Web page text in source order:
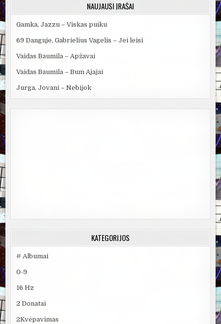
NAUJAUSI ĮRAŠAI
Gamka, Jazzu – Viskas puiku
69 Danguje, Gabrielius Vagelis – Jei leisi
Vaidas Baumila – Apžavai
Vaidas Baumila – Bum Ajajai
Jurga, Jovani – Nebijok
KATEGORIJOS
# Albumai
0-9
16 Hz
2 Donatai
2Kvėpavimas